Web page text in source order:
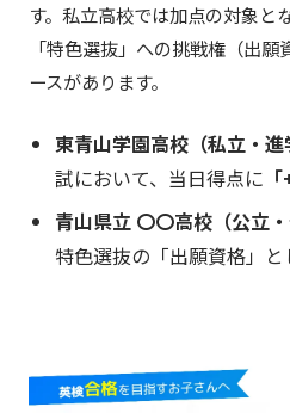
す。私立高校では加点の対象と
「特色選抜」への挑戦権（出
ースがあります。
東青山学園高校（私立・進
試において、当日得点に
青山県立 〇〇高校（公立・
特色選抜の「出願資格」と